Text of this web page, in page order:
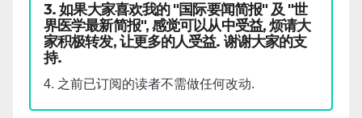
3. 如果大家喜欢我的 "国际要闻简报" 及 "世
界医学最新简报", 感觉可以从中受益, 烦请大
家积极转发, 让更多的人受益. 谢谢大家的支
持.
4. 之前已订阅的读者不需做任何改动.